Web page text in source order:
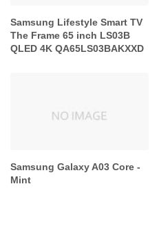
Samsung Lifestyle Smart TV
The Frame 65 inch LS03B
QLED 4K QA65LS03BAKXXD
Samsung Galaxy A03 Core -
Mint